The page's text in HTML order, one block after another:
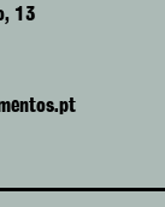
13